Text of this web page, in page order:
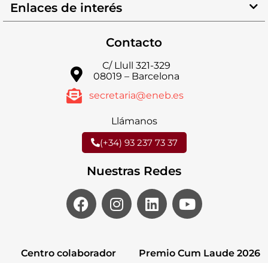
Enlaces de interés
Contacto
C/ Llull 321-329
08019 – Barcelona
secretaria@eneb.es
Llámanos
(+34) 93 237 73 37
Nuestras Redes
Centro colaborador Premio Cum Laude 2026